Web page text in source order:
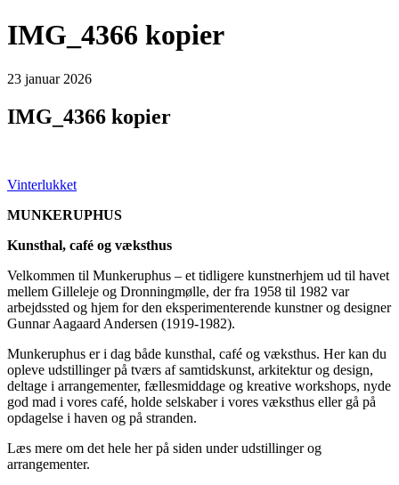
IMG_4366 kopier
23 januar 2026
IMG_4366 kopier
Vinterlukket
MUNKERUPHUS
Kunsthal, café og væksthus
Velkommen til Munkeruphus – et tidligere kunstnerhjem ud til havet
mellem Gilleleje og Dronningmølle, der fra 1958 til 1982 var
arbejdssted og hjem for den eksperimenterende kunstner og designer
Gunnar Aagaard Andersen (1919-1982).
Munkeruphus er i dag både kunsthal, café og væksthus. Her kan du
opleve udstillinger på tværs af samtidskunst, arkitektur og design,
deltage i arrangementer, fællesmiddage og kreative workshops, nyde
god mad i vores café, holde selskaber i vores væksthus eller gå på
opdagelse i haven og på stranden.
Læs mere om det hele her på siden under udstillinger og
arrangementer.